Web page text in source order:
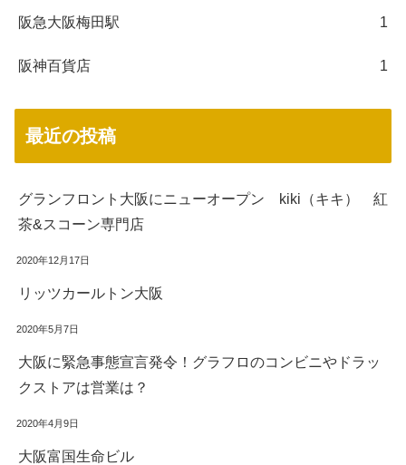
阪急大阪梅田駅 1
阪神百貨店 1
最近の投稿
グランフロント大阪にニューオープン kiki（キキ） 紅
茶&スコーン専門店
2020年12月17日
リッツカールトン大阪
2020年5月7日
大阪に緊急事態宣言発令！グラフロのコンビニやドラッ
クストアは営業は？
2020年4月9日
大阪富国生命ビル